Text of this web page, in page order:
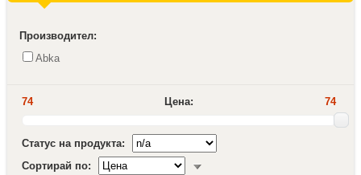
Производител:
Abka
74 Цена: 74
Статус на продукта:
Сортирай по: